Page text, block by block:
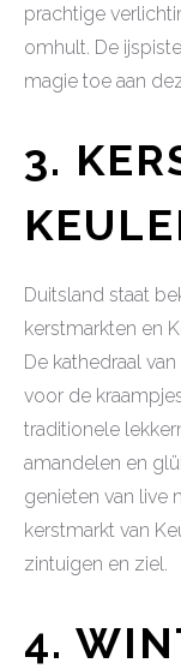
prachtige
omhult. De
magie toe aan
3.
Duitsland staat
kerstmarkten en
De kathedraal
voor de
traditionele
amandelen en
genieten van live
kerstmarkt van
zintuigen en ziel.
4.